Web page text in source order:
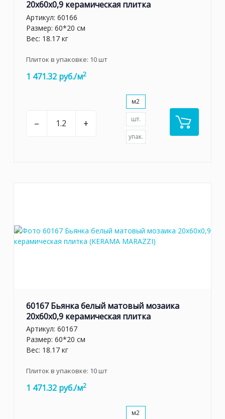
20x60x0,9 керамическая плитка
Артикул: 60166
Размер: 60*20 см
Вес: 18.17 кг
Плиток в упаковке: 10шт
1 471.32 руб./м2
– +
м2
шт.
упак.
60167 Бьянка белый матовый мозаика
20x60x0,9 керамическая плитка
Артикул: 60167
Размер: 60*20 см
Вес: 18.17 кг
Плиток в упаковке: 10шт
1 471.32 руб./м2
м2